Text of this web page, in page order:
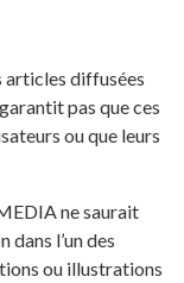
articles diffusées
pas que ces
ou que leurs
ne saurait
dans l’un des
ou illustrations